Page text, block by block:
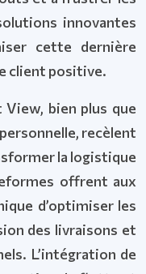
innovantes
cette dernière
client positive.
bien plus que
recèlent
la logistique
offrent aux
d’optimiser les
des livraisons et
L’intégration de